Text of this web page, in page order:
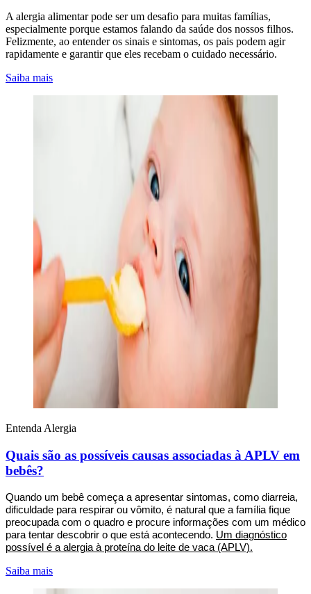
A alergia alimentar pode ser um desafio para muitas famílias,
especialmente porque estamos falando da saúde dos nossos filhos.
Felizmente, ao entender os sinais e sintomas, os pais podem agir
rapidamente e garantir que eles recebam o cuidado necessário.
Saiba mais
Entenda Alergia
Quais são as possíveis causas associadas à APLV em
bebês?
Quando um bebê começa a apresentar sintomas, como diarreia,
dificuldade para respirar ou vômito, é natural que a família fique
preocupada com o quadro e procure informações com um médico
para tentar descobrir o que está acontecendo. Um diagnóstico
possível é a alergia à proteína do leite de vaca (APLV).
Saiba mais